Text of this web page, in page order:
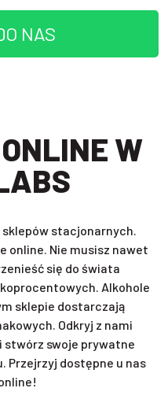
NAS
stacjonarnych.
online. Nie musisz nawet
się do świata
Alkohole
sklepie dostarczają
Odkryj z nami
stwórz swoje prywatne
Przejrzyj dostępne u nas